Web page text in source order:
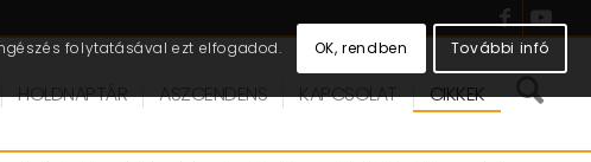
HOLDNAPTÁR ASZCENDENS KAPCSOLAT CIKKEK
folytatásával ezt elfogadod. OK, rendben További infó